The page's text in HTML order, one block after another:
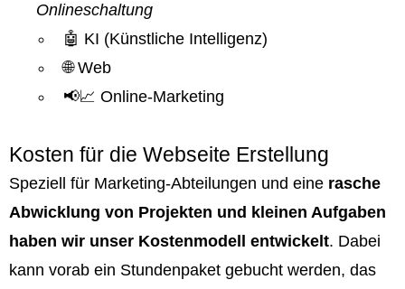
Onlineschaltung
🤖 KI (Künstliche Intelligenz)
🌐 Web
📢📈 Online-Marketing
Kosten für die Webseite Erstellung
Speziell für Marketing-Abteilungen und eine rasche
Abwicklung von Projekten und kleinen Aufgaben
haben wir unser Kostenmodell entwickelt. Dabei
kann vorab ein Stundenpaket gebucht werden, das